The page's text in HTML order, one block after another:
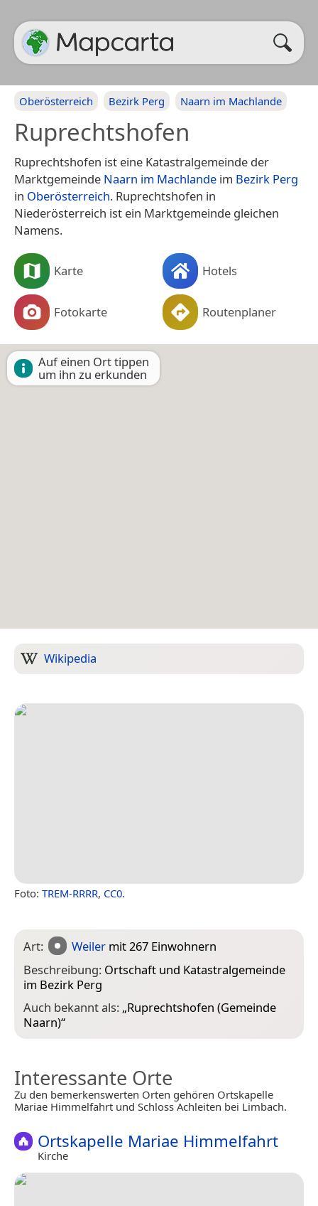
Oberösterreich Bezirk Perg Naarn im Machlande
Ruprechtshofen
Ruprechtshofen ist eine Katastralgemeinde der
Marktgemeinde Naarn im Machlande im Bezirk Perg
in Oberösterreich. Ruprechtshofen in
Niederösterreich ist ein Marktgemeinde gleichen
Namens.
Karte Hotels
Fotokarte Routenplaner
Auf einen Ort tippen
um ihn zu erkunden
Wikipedia
Foto: TREM-RRRR, CC0.
Art: Weiler mit 267 Einwohnern
Beschreibung: Ortschaft und Katastralgemeinde
im Bezirk Perg
Auch bekannt als: „Ruprechtshofen (Gemeinde
Naarn)“
Interessante Orte
Zu den bemerkenswerten Orten gehören Ortskapelle
Mariae Himmelfahrt und Schloss Achleiten bei Limbach.
Ortskapelle Mariae Himmelfahrt
Kirche